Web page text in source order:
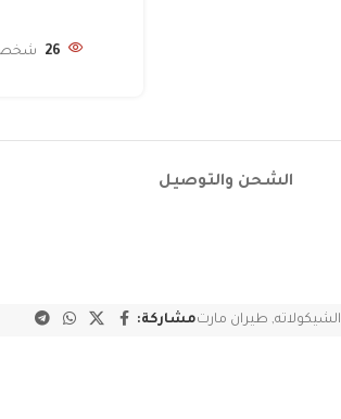
26 شخص
الشحن والتوصيل
الشيكولاته, طيران مارتمشاركة: